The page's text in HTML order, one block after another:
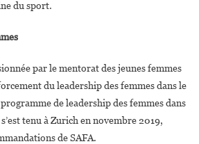
du sport.
par le mentorat des jeunes femmes
du leadership des femmes dans le
de leadership des femmes dans
tenu à Zurich en novembre 2019,
de SAFA.